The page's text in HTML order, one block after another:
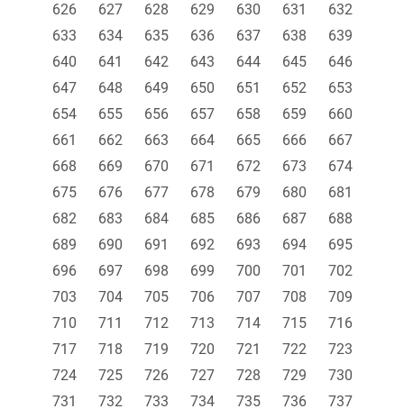
626
627 628 629 630 631
632
633
634 635 636 637 638
639
640
641 642 643 644 645
646
647
648 649 650 651 652
653
654
655 656 657 658 659
660
661
662 663 664 665 666
667
668
669 670 671 672 673
674
675
676 677 678 679 680
681
682
683 684 685 686 687
688
689
690 691 692 693 694
695
696
697 698 699 700 701
702
703
704 705 706 707 708
709
710
711 712 713 714 715
716
717
718 719 720 721 722
723
724
725 726 727 728 729
730
731
732 733 734 735 736
737